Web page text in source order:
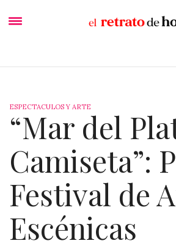
ESPECTACULOS Y ARTE
“Mar del
Camiseta”:
Festival de
Escénicas